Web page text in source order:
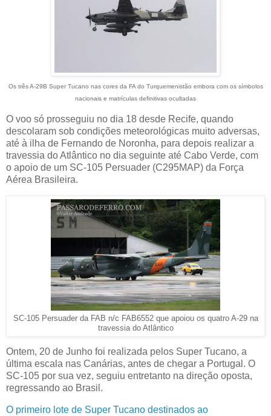
Os três A-29B Super Tucano nas cores da FA do Turquemenistão embora com os símbolos
nacionais e matrículas definitivas ocultadas
O voo só prosseguiu no dia 18 desde Recife, quando
descolaram sob condições meteorológicas muito adversas,
até à ilha de Fernando de Noronha, para depois realizar a
travessia do Atlântico no dia seguinte até Cabo Verde, com
o apoio de um SC-105 Persuader (C295MAP) da Força
Aérea Brasileira.
SC-105 Persuader da FAB n/c FAB6552 que apoiou os quatro A-29 na
travessia do Atlântico
Ontem, 20 de Junho foi realizada pelos Super Tucano, a
última escala nas Canárias, antes de chegar a Portugal. O
SC-105 por sua vez, seguiu entretanto na direção oposta,
regressando ao Brasil.
O primeiro lote de Super Tucano destinados ao